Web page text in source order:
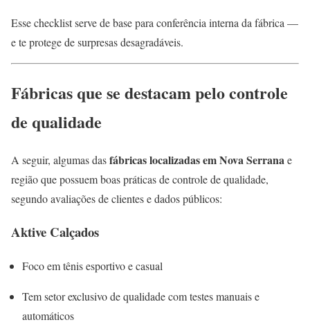
Esse checklist serve de base para conferência interna da fábrica —
e te protege de surpresas desagradáveis.
Fábricas que se destacam pelo controle
de qualidade
A seguir, algumas dasfábricas localizadas em Nova Serranae
região que possuem boas práticas de controle de qualidade,
segundo avaliações de clientes e dados públicos:
Aktive Calçados
Foco em tênis esportivo e casual
Tem setor exclusivo de qualidade com testes manuais e
automáticos